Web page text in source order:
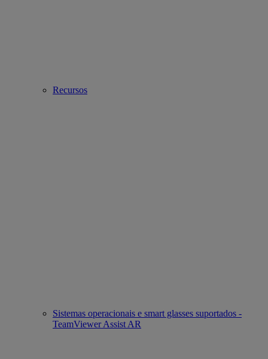
Recursos
Sistemas operacionais e smart glasses suportados -
TeamViewer Assist AR